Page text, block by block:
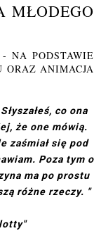
MŁODEGO
NA PODSTAWIE
ORAZ ANIMACJA
co ona
że one mówią.
zaśmiał się pod
Poza tym o
ma po prostu
różne rzeczy. "